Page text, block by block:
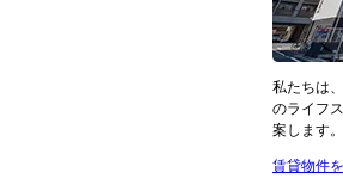
私たちは
のライフ
案します。
賃貸物件